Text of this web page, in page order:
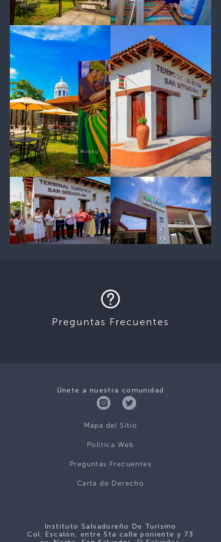
Preguntas Frecuentes
Únete a nuestra comunidad
Mapa del Sitio
Politica Web
Preguntas Frecuentes
Carta de Derecho
Instituto Salvadoreño De Turismo
Col. Escalón, entre 5ta calle poniente y 73